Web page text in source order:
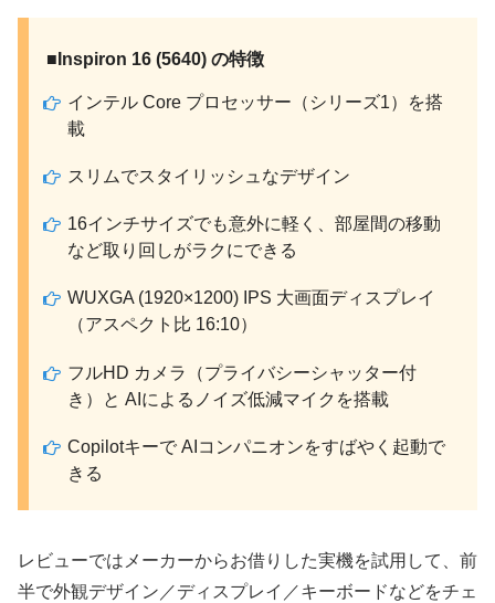
■Inspiron 16 (5640) の特徴
インテル Core プロセッサー（シリーズ1）を搭
載
スリムでスタイリッシュなデザイン
16インチサイズでも意外に軽く、部屋間の移動
など取り回しがラクにできる
WUXGA (1920×1200) IPS 大画面ディスプレイ
（アスペクト比 16:10）
フルHD カメラ（プライバシーシャッター付
き）と AIによるノイズ低減マイクを搭載
Copilotキーで AIコンパニオンをすばやく起動で
きる
レビューではメーカーからお借りした実機を試用して、前
半で外観デザイン／ディスプレイ／キーボードなどをチェ